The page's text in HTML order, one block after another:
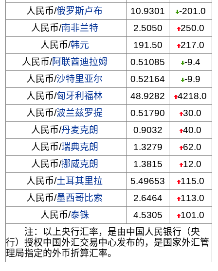
人民币/俄罗斯卢布 10.9301
-201.0
人民币/南非兰特 2.5050
250.0
人民币/韩元 191.50
217.0
人民币/阿联酋迪拉姆 0.51085
-9.4
人民币/沙特里亚尔 0.52164
-9.9
人民币/匈牙利福林 48.9282
4218.0
人民币/波兰兹罗提 0.51790
30.0
人民币/丹麦克朗 0.9032
40.0
人民币/瑞典克朗 1.3279
62.0
人民币/挪威克朗 1.3815
12.0
人民币/土耳其里拉 5.49653
115.0
人民币/墨西哥比索 2.6464
113.0
人民币/泰铢 4.5305
101.0
注：以上央行汇率，是由中国人民银行（央
行）授权中国外汇交易中心发布的，是国家外汇管
理局指定的外币折算汇率。